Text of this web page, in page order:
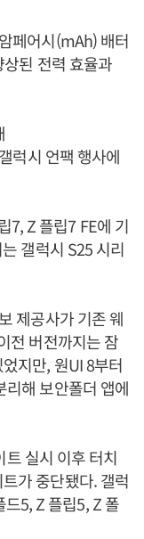
페어시(mAh) 배터
된 전력 효율과
럭시 언팩 행사에
7, Z 플립7 FE에 기
갤럭시 S25 시리
제공사가 기존 웨
전 버전까지는 잠
지만, 원UI 8부터
리해 보안폴더 앱에
실시 이후 터치
가 중단됐다. 갤럭
5, Z 플립5, Z 폴